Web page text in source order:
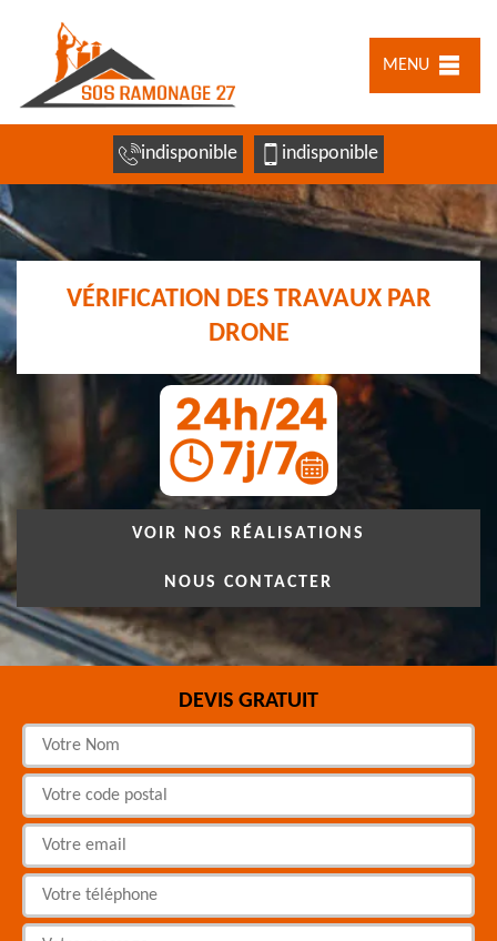
MENU
indisponible indisponible
VÉRIFICATION DES TRAVAUX PAR
DRONE
VOIR NOS RÉALISATIONS
NOUS CONTACTER
DEVIS GRATUIT